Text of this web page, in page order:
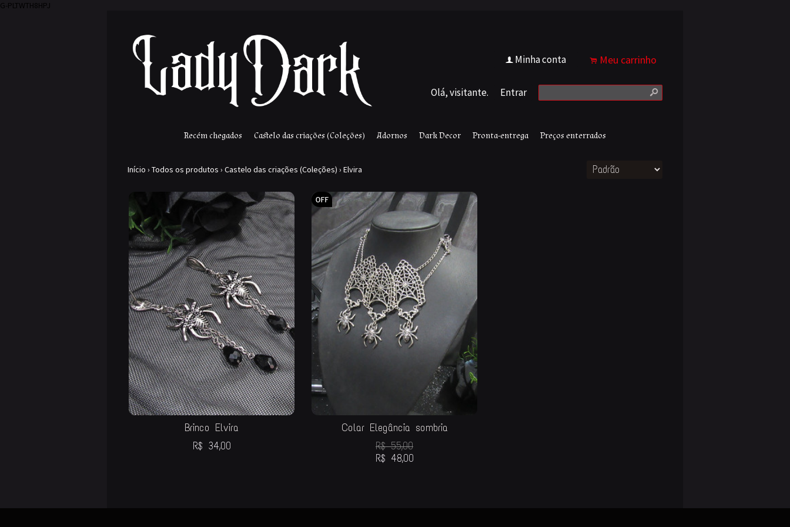
G-PLTWTH8HPJ
f Minha conta . Meu carrinho
Olá, visitante. Entrar s
Recém chegados Castelo das criações (Coleções) Adornos Dark Decor Pronta-entrega Preços enterrados
Início › Todos os produtos › Castelo das criações (Coleções) › Elvira
Brinco Elvira
R$ 34,00
Colar Elegância sombria
R$55,00
R$ 48,00